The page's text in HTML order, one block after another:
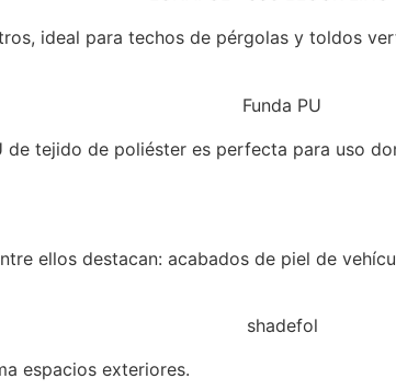
ideal para techos de pérgolas y toldos
tejido de poliéster es perfecta para uso
ellos destacan: acabados de piel de
espacios exteriores.